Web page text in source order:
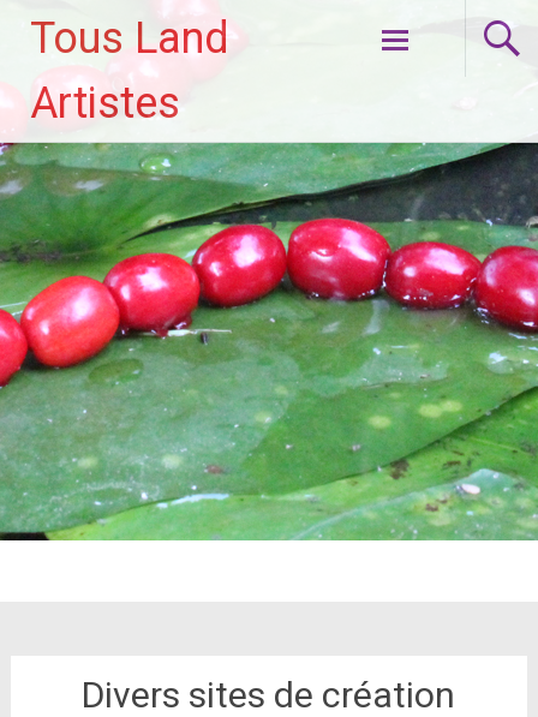
Tous Land
Artistes
contenu
Divers sites de création